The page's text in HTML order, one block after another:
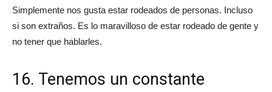
Simplemente nos gusta estar rodeados de personas. Incluso
si son extraños. Es lo maravilloso de estar rodeado de gente y
no tener que hablarles.
16. Tenemos un constante